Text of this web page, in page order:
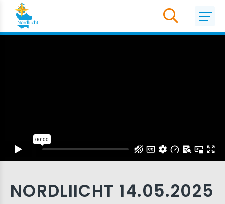
NORDLIICHT 14.05.2025